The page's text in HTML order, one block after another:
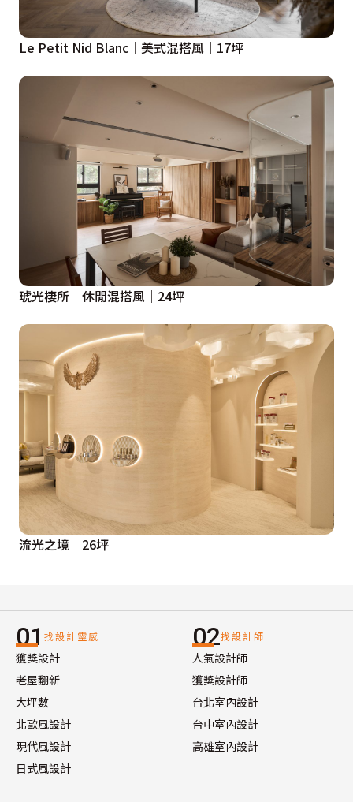
Le Petit Nid Blanc│美式混搭風│17坪
琥光棲所│休閒混搭風│24坪
流光之境｜26坪
01 找設計靈感
獲獎設計
老屋翻新
大坪數
北歐風設計
現代風設計
日式風設計
02找設計師
人氣設計師
獲獎設計師
台北室內設計
台中室內設計
高雄室內設計